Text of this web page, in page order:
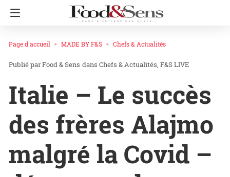
Page d'accueil MADE BY F&S Chefs & Actualités
Food & Sens dans Chefs & Actualités F&S LIVE
Italie – Le succès
des frères Alajmo
malgré la Covid –